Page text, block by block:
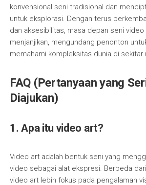
konvensional seni tradisional dan
untuk eksplorasi. Dengan terus
dan aksesibilitas, masa depan seni
menjanjikan, mengundang penonton
memahami kompleksitas dunia di sekitar
FAQ (Pertanyaan yang
Diajukan)
1. Apa itu video art?
Video art adalah bentuk seni yang
video sebagai alat ekspresi. Berbeda
video art lebih fokus pada pengalaman